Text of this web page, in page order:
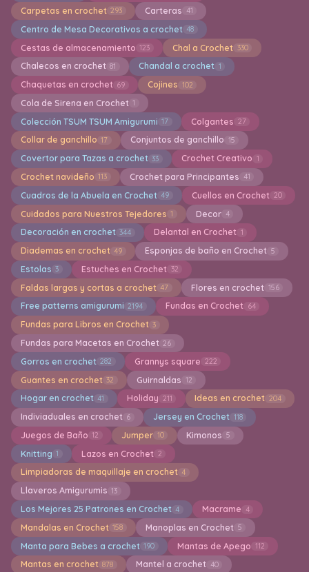
Carpetas en crochet 293 Carteras 41
Centro de Mesa Decorativos a crochet 48
Cestas de almacenamiento 123 Chal a Crochet 330
Chalecos en crochet 81 Chandal a crochet 1
Chaquetas en crochet 69 Cojines 102
Cola de Sirena en Crochet 1
Colección TSUM TSUM Amigurumi 17 Colgantes 27
Collar de ganchillo 17 Conjuntos de ganchillo 15
Covertor para Tazas a crochet 33 Crochet Creativo 1
Crochet navideño 113 Crochet para Principantes 41
Cuadros de la Abuela en Crochet 49 Cuellos en Crochet 20
Cuidados para Nuestros Tejedores 1 Decor 4
Decoración en crochet 344 Delantal en Crochet 1
Diademas en crochet 49 Esponjas de baño en Crochet 5
Estolas 3 Estuches en Crochet 32
Faldas largas y cortas a crochet 47 Flores en crochet 156
Free patterns amigurumi 2194 Fundas en Crochet 64
Fundas para Libros en Crochet 3
Fundas para Macetas en Crochet 26
Gorros en crochet 282 Grannys square 222
Guantes en crochet 32 Guirnaldas 12
Hogar en crochet 41 Holiday 211 Ideas en crochet 204
Indiviaduales en crochet 6 Jersey en Crochet 118
Juegos de Baño 12 Jumper 10 Kimonos 5
Knitting 1 Lazos en Crochet 2
Limpiadoras de maquillaje en crochet 4
Llaveros Amigurumis 13
Los Mejores 25 Patrones en Crochet 4 Macrame 4
Mandalas en Crochet 158 Manoplas en Crochet 5
Manta para Bebes a crochet 190 Mantas de Apego 112
Mantas en crochet 878 Mantel a crochet 40